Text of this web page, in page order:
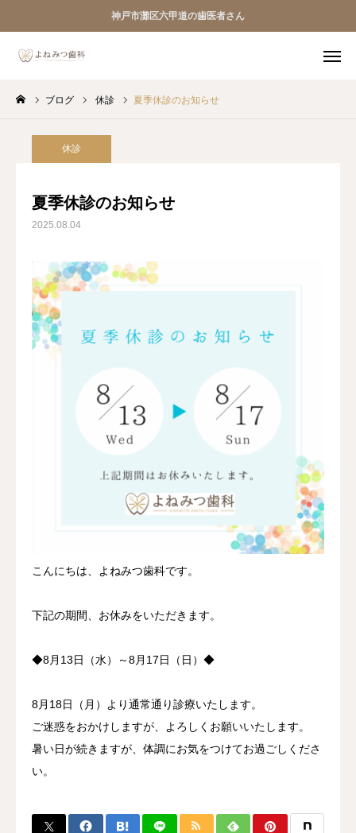
神戸市灘区六甲道の歯医者さん
ブログ 休診 夏季休診のお知らせ
休診
夏季休診のお知らせ
2025.08.04
こんにちは、よねみつ歯科です。
下記の期間、お休みをいただきます。
◆8月13日（水）～8月17日（日）◆
8月18日（月）より通常通り診療いたします。
ご迷惑をおかけしますが、よろしくお願いいたします。
暑い日が続きますが、体調にお気をつけてお過ごしくださ
い。
初診専用 Web予約
医院案内